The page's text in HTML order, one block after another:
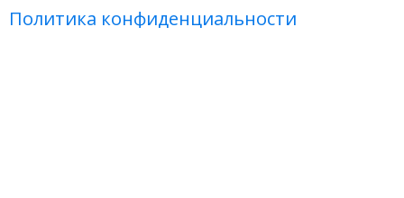
Политика конфиденциальности